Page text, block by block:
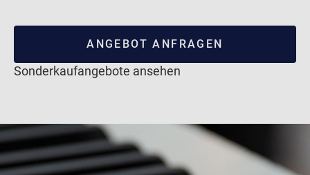
ANGEBOT ANFRAGEN
Sonderkaufangebote ansehen